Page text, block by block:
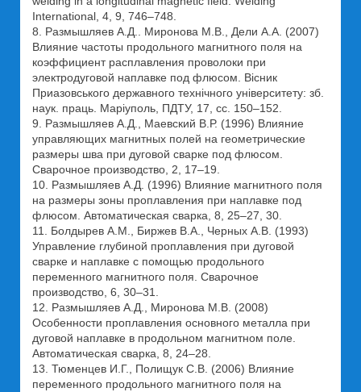
International, 4, 9, 746–748.
8. Размышляев А.Д.. Миронова М.В., Дели А.А. (2007)
Влияние частоты продольного магнитного поля на
коэффициент расплавления проволоки при
электродуговой наплавке под флюсом. Вісник
Приазовського державного технічного університету: зб.
наук. праць. Маріуполь, ПДТУ, 17, сс. 150–152.
9. Размышляев А.Д., Маевский В.Р. (1996) Влияние
управляющих магнитных полей на геометрические
размеры шва при дуговой сварке под флюсом.
Сварочное производство, 2, 17–19.
10. Размышляев А.Д. (1996) Влияние магнитного поля
на размеры зоны проплавления при наплавке под
флюсом. Автоматическая сварка, 8, 25–27, 30.
11. Болдырев А.М., Биржев В.А., Черных А.В. (1993)
Управление глубиной проплавления при дуговой
сварке и наплавке с помощью продольного
переменного магнитного поля. Сварочное
производство, 6, 30–31.
12. Размышляев А.Д., Миронова М.В. (2008)
Особенности проплавления основного металла при
дуговой наплавке в продольном магнитном поле.
Автоматическая сварка, 8, 24–28.
13. Тюменцев И.Г., Полищук С.В. (2006) Влияние
переменного продольного магнитного поля на